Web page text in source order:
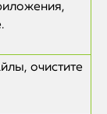
очистите